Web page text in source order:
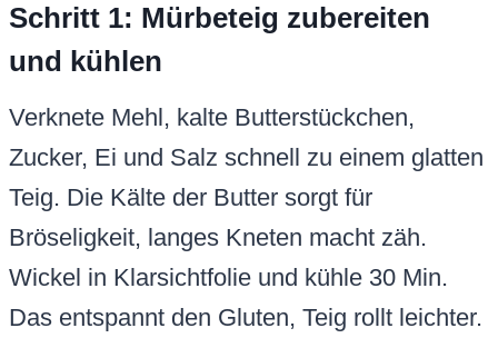
Schritt 1: Mürbeteig zubereiten
und kühlen
Verknete Mehl, kalte Butterstückchen,
Zucker, Ei und Salz schnell zu einem glatten
Teig. Die Kälte der Butter sorgt für
Bröseligkeit, langes Kneten macht zäh.
Wickel in Klarsichtfolie und kühle 30 Min.
Das entspannt den Gluten, Teig rollt leichter.